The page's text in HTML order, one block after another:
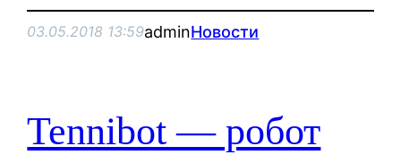
03.05.2018 13:59adminНовости
Tennibot — робот